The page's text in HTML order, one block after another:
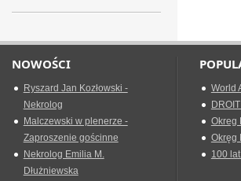
NOWOŚCI
Ryszard Jan Kozłowski -
Nekrolog
Malczewski w plenerze -
Zaproszenie gościnne
Nekrolog Emilia M.
Dłużniewska
World
Okreg
Okręg
100